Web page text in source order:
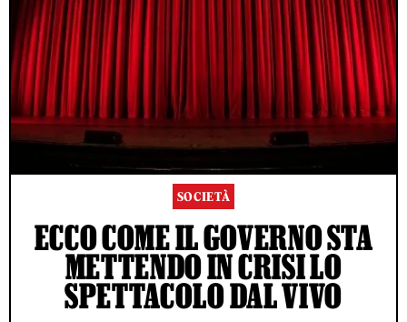
SOCIETÀ
ECCO COME IL GOVERNO STA
METTENDO IN CRISI LO
SPETTACOLO DAL VIVO